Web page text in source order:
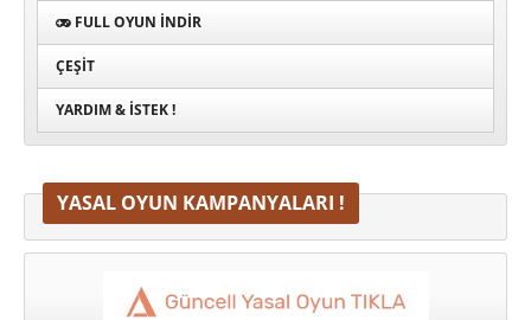
FULL OYUN İNDIR
ÇEŞIT
YARDIM & İSTEK !
YASAL OYUN KAMPANYALARI !